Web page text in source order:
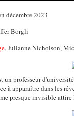
décembre 2023
Borgli
, Julianne Nicholson,
un professeur
à apparaître dans les
presque invisible attire